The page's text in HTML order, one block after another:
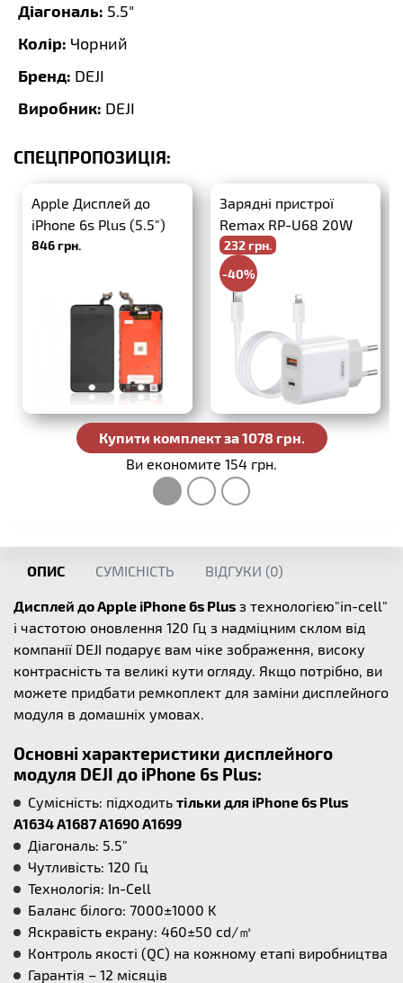
Діагональ: 5.5"
Колір: Чорний
Бренд: DEJI
Виробник: DEJI
СПЕЦПРОПОЗИЦІЯ:
Apple Дисплей до
iPhone 6s Plus (5.5")
Чорний
846 грн.
Зарядні пристрої
Remax RP-U68 20W
PD+QC3.0 + USB-C-
Lightning
232 грн.
-40%
386 грн.
Купити комплект за 1078 грн.
Ви економите 154 грн.
ОПИС СУМІСНІСТЬ ВІДГУКИ (0)
Дисплей до Apple iPhone 6s Plus з технологією"in-cell"
і частотою оновлення 120 Гц з надміцним склом від
компанії DEJI подарує вам чіке зображення, високу
контрасність та великі кути огляду. Якщо потрібно, ви
можете придбати ремкоплект для заміни дисплейного
модуля в домашніх умовах.
Основні характеристики дисплейного
модуля DEJI до iPhone 6s Plus:
Cумісність: підходить тільки для iPhone 6s Plus
A1634 A1687 A1690 A1699
Діагональ: 5.5"
Чутливість: 120 Гц
Технологія: In-Cell
Баланс білого: 7000±1000 K
Яскравість екрану: 460±50 cd/㎡
Контроль якості (QC) на кожному етапі виробництва
Гарантія – 12 місяців